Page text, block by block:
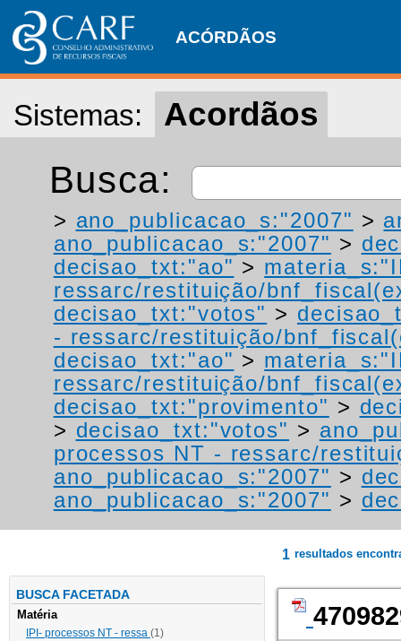
ACÓRDÃOS
Sistemas: Acordãos
Busca:
> ano_publicacao_s:"2007" >
ano_publicacao_s:"2007" >
decisao_txt:"ao" >
ressarc/restituição/
decisao_txt:"votos" >
- ressarc/restituição/
decisao_txt:"ao" >
ressarc/restituição/
decisao_txt:"provimento" >
> decisao_txt:"votos" >
processos NT - ressarc/
ano_publicacao_s:"2007" >
ano_publicacao_s:"2007" >
BUSCA FACETADA
Matéria
IPI- processos NT - ressa (1)
1 resultados